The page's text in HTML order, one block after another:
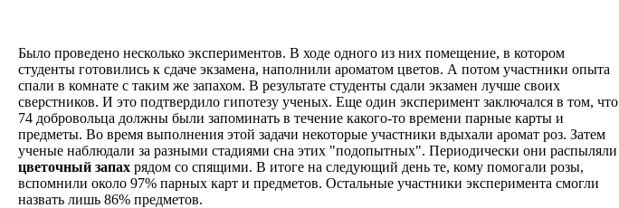
Было проведено несколько экспериментов. В ходе одного из них помещение, в котором
студенты готовились к сдаче экзамена, наполнили ароматом цветов. А потом участники опыта
спали в комнате с таким же запахом. В результате студенты сдали экзамен лучше своих
сверстников. И это подтвердило гипотезу ученых. Еще один эксперимент заключался в том, что
74 добровольца должны были запоминать в течение какого-то времени парные карты и
предметы. Во время выполнения этой задачи некоторые участники вдыхали аромат роз. Затем
ученые наблюдали за разными стадиями сна этих "подопытных". Периодически они распыляли
цветочный запах рядом со спящими. В итоге на следующий день те, кому помогали розы,
вспомнили около 97% парных карт и предметов. Остальные участники эксперимента смогли
назвать лишь 86% предметов.